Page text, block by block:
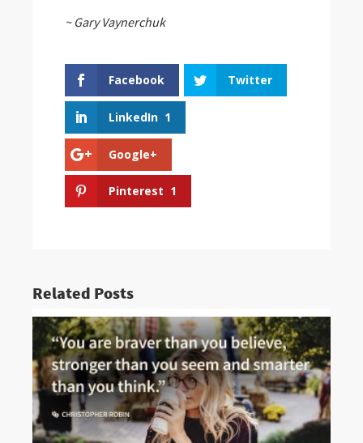
~ Gary Vaynerchuk
Facebook Twitter
LinkedIn 1
Google+
Pinterest 1
Related Posts